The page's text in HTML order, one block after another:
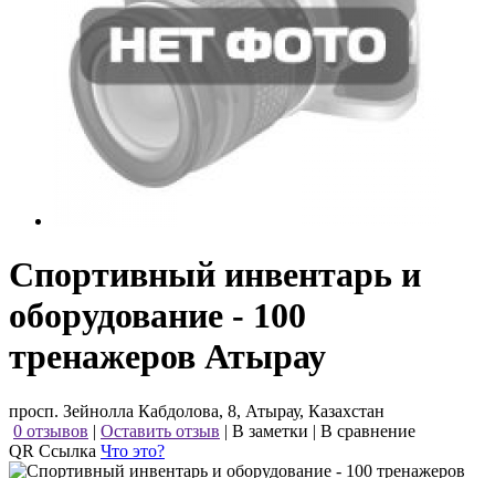
Спортивный инвентарь и
оборудование - 100
тренажеров Атырау
просп. Зейнолла Кабдолова, 8, Атырау, Казахстан
0 отзывов | Оставить отзыв | В заметки | В сравнение
QR Ссылка Что это?